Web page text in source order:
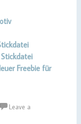
Freebie für
Leave a